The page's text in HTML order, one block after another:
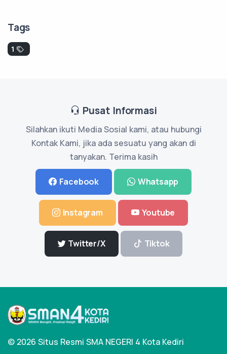
Tags
1
Pusat Informasi
Silahkan ikuti Media Sosial kami, atau hubungi
Kontak Kami, jika ada sesuatu yang akan di
tanyakan. Terima kasih
Facebook Whatsapp
Instagram Youtube
Twitter/X Tiktok
© 2026 Situs Resmi SMA NEGERI 4 Kota Kediri